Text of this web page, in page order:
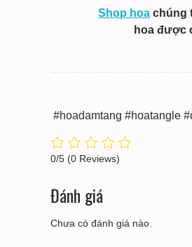
Shop hoa chúng
hoa được
#hoadamtang #hoatangle
0/5 (0 Reviews)
Đánh giá
Chưa có đánh giá nào.